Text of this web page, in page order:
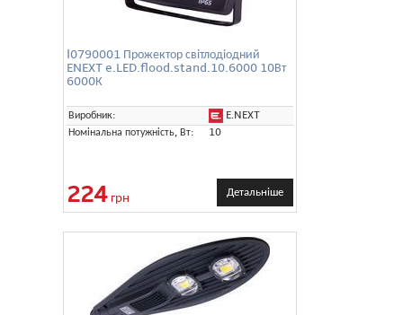
l0790001 Прожектор світлодіодний
ENEXT e.LED.flood.stand.10.6000 10Вт
6000К
Виробник:
E.NEXT
Номінальна потужність, Вт:
10
224грн Детальніше